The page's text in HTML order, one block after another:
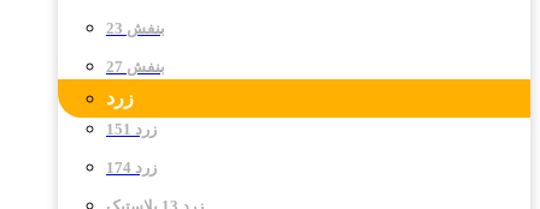
بنفش 23
بنفش 27
زرد
زرد 151
زرد 174